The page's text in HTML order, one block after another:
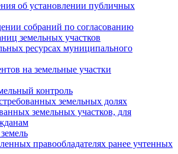
об установлении публичных
собраний по согласованию
земельных участков
ресурсах муниципального
на земельные участки
контроль
земельных долях
земельных участков, для
правообладателях ранее учтенных